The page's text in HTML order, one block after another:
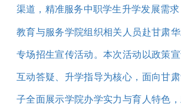
渠道，精准服务中职学生升学发展需求
教育与服务学院组织相关人员赴甘肃
专场招生宣传活动。本次活动以政策宣
互动答疑、升学指导为核心，面向甘
子全面展示学院办学实力与育人特色